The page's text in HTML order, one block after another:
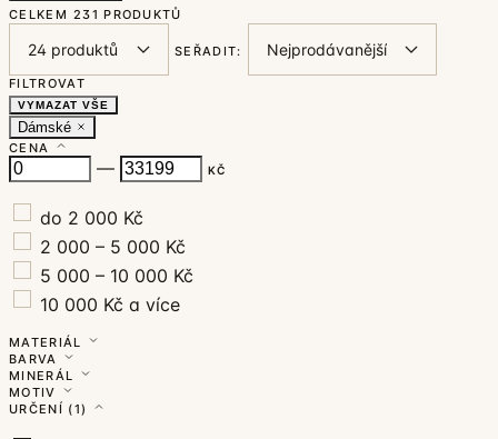
CELKEM 231 PRODUKTŮ
SEŘADIT:
FILTROVAT
VYMAZAT VŠE
Dámské
CENA
— KČ
do 2 000 Kč
2 000 – 5 000 Kč
5 000 – 10 000 Kč
10 000 Kč a více
MATERIÁL
BARVA
MINERÁL
MOTIV
URČENÍ (1)